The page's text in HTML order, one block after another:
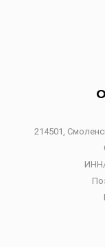
214501,
ИНН/